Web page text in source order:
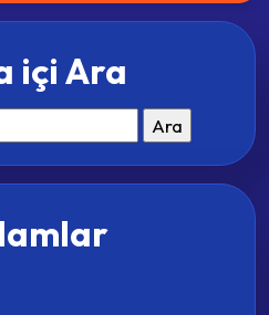
içi Ara